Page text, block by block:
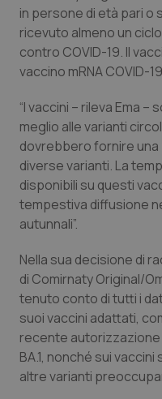
Friuli Venezia
Lazio
Liguria
Lombardia
Marche
Piemonte
Provincia
Provincia
Dermatite
Diabete &
Disturbi
Dolore
Donna & Salute
HIV
Infezioni &
Ipertensione &
in persone di età pari o
ricevuto almeno un
contro COVID-19. Il
vaccino mRNA COVID-
“I vaccini – rileva Ema
meglio alle varianti
dovrebbero fornire
diverse varianti. La
disponibili su questi
tempestiva diffusione
autunnali”.
Nella sua decisione di
di Comirnaty Original/
tenuto conto di tutti i
suoi vaccini adattati,
recente autorizzazione
BA.1, nonché sui
altre varianti